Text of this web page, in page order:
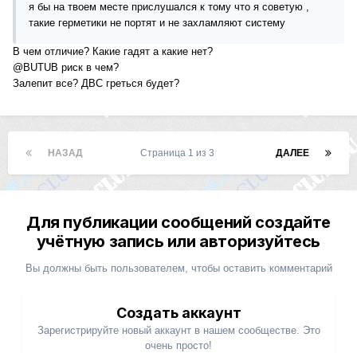
я бы на твоем месте прислушался к тому что я советую ,
такие герметики не портят и не захламляют систему
В чем отличие? Какие гадят а какие нет?
@BUTUB риск в чем?
Залепит все? ДВС греться будет?
НАЗАД ДАЛЕЕ
Страница 1 из 3
Для публикации сообщений создайте
учётную запись или авторизуйтесь
Вы должны быть пользователем, чтобы оставить комментарий
Создать аккаунт
Зарегистрируйте новый аккаунт в нашем сообществе. Это
очень просто!